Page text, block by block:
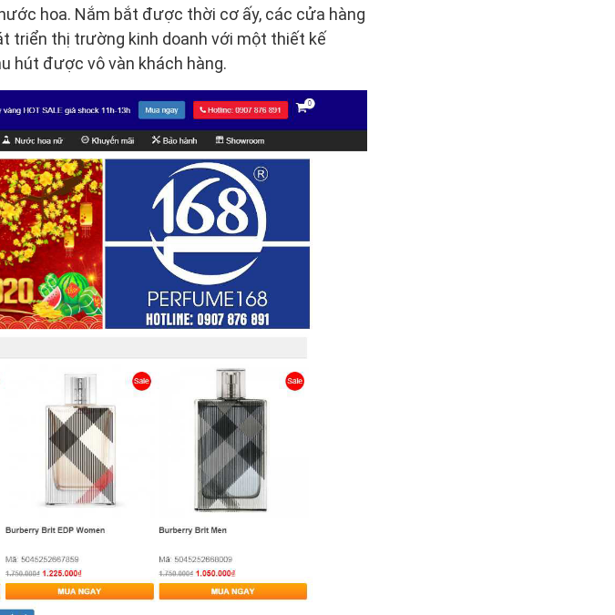
hoa. Nắm bắt được thời cơ ấy, các cửa hàng
triển thị trường kinh doanh với một thiết kế
hút được vô vàn khách hàng.